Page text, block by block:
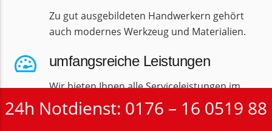
Zu gut ausgebildeten Handwerkern gehört
auch modernes Werkzeug und Materialien.
umfangsreiche Leistungen
Wir bieten Ihnen alle Serviceleistungen im
Bereich der Elektrotechnik.
24h Notdienst: 0176 – 16 0519 88